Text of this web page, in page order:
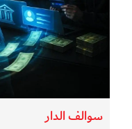
سوالف الدار